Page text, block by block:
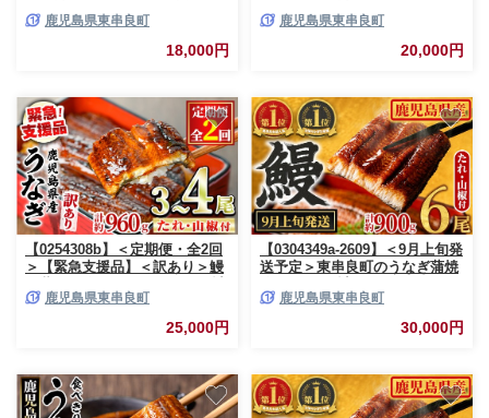
うなぎ ウナギ 鰻 国産 蒲焼 蒲
焼き たれ 鹿児島 ふるさと 人気
支援 【アクアおおすみ】
鹿児島県東串良町
18,000円
山椒付) うなぎ 高級 ウナギ 鰻
国産 蒲焼 蒲焼き たれ 鹿児島
ふるさと 人気 【アクアおおす
鹿児島県東串良町
20,000円
【0254308b】＜定期便・全2回
＞【緊急支援品】＜訳あり＞鰻
約960g・タレ、山椒付) うなぎ
ウナギ 鰻 国産 蒲焼 蒲焼き た
れ 鹿児島 ふるさと 人気 支援
鹿児島県東串良町
25,000円
【0304349a-2609】＜9月上旬発
送予定＞東串良町のうなぎ蒲焼
山椒付) うなぎ 高級 ウナギ 鰻
国産 蒲焼 蒲焼き たれ 鹿児島
ふるさと 人気 【アクアおおす
鹿児島県東串良町
30,000円